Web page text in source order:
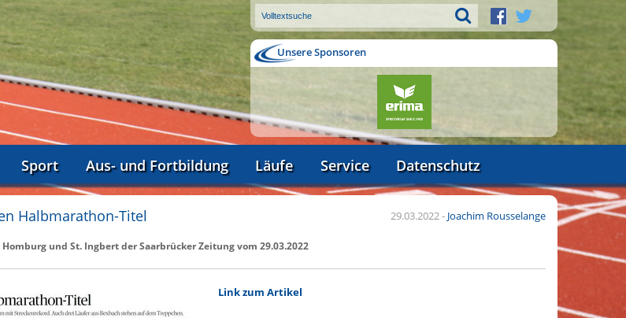
Unsere Sponsoren
Sport Aus- und Fortbildung Läufe Service Datenschutz
29.03.2022- Joachim Rousselange
Halbmarathon-Titel
und St. Ingbert der Saarbrücker Zeitung vom 29.03.2022
Link zum Artikel